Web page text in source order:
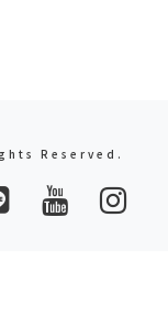
Reserved.